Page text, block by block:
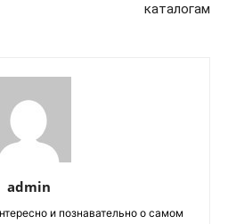
каталогам
admin
и познавательно о самом